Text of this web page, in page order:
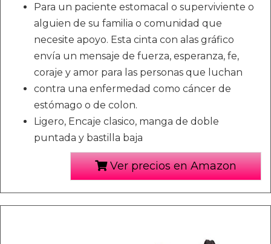
Para un paciente estomacal o superviviente o
alguien de su familia o comunidad que
necesite apoyo. Esta cinta con alas gráfico
envía un mensaje de fuerza, esperanza, fe,
coraje y amor para las personas que luchan
contra una enfermedad como cáncer de
estómago o de colon.
Ligero, Encaje clasico, manga de doble
puntada y bastilla baja
Ver precios en Amazon